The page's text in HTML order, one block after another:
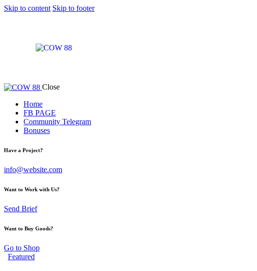
Skip to content Skip to footer
Close
Home
FB PAGE
Community Telegram
Bonuses
Have a Project?
info@website.com
Want to Work with Us?
Send Brief
Want to Buy Goods?
Go to Shop
Featured